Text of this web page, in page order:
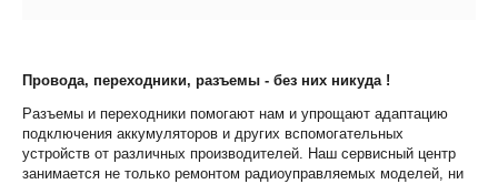
Провода, переходники, разъемы - без них никуда !
Разъемы и переходники помогают нам и упрощают адаптацию
подключения аккумуляторов и других вспомогательных
устройств от различных производителей. Наш сервисный центр
занимается не только ремонтом радиоуправляемых моделей, ни